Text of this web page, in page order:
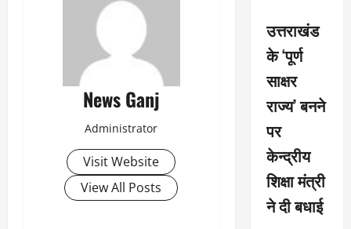
News Ganj
Administrator
Visit Website
View All Posts
उत्तराखंड
के ‘पूर्ण
साक्षर
राज्य’ बनने
पर
केन्द्रीय
शिक्षा मंत्री
ने दी बधाई